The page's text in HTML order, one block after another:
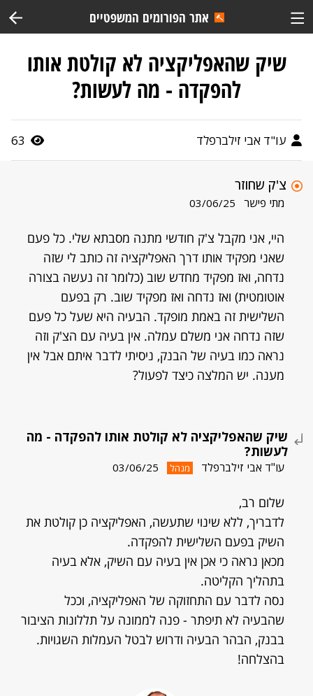
אתר הפורומים המשפטיים
שיק שהאפליקציה לא קולטת אותו
להפקדה - מה לעשות?
עו"ד אבי זילברפלד 63
צ'ק שחוזר
מתי פישר 03/06/25
היי, אני מקבל צ'ק חודשי מתנה מסבתא שלי. כל פעם
שאני מפקיד אותו דרך האפליקציה זה כותב לי שזה
נדחה, ואז מפקיד מחדש שוב (כלומר זה נעשה בצורה
אוטומטית) ואז נדחה ואז מפקיד שוב. רק בפעם
השלישית זה באמת מופקד. הבעיה היא שעל כל פעם
שזה נדחה אני משלם עמלה. אין בעיה עם הצ'ק וזה
נראה כמו בעיה של הבנק, ניסיתי לדבר איתם אבל אין
מענה. יש המלצה כיצד לפעול?
שיק שהאפליקציה לא קולטת אותו להפקדה - מה
לעשות?
עו"ד אבי זילברפלד מנהל 03/06/25
שלום רב,
לדבריך, ללא שינוי שתעשה, האפליקציה כן קולטת את
השיק בפעם השלישית להפקדה.
מכאן נראה כי אכן אין בעיה עם השיק, אלא בעיה
בתהליך הקליטה.
נסה לדבר עם התחזוקה של האפליקציה, וככל
שהבעיה לא תיפתר - פנה לממונה על תללונות הציבור
בבנק, הבהר הבעיה ודרוש לבטל העמלות השגויות.
בהצלחה!